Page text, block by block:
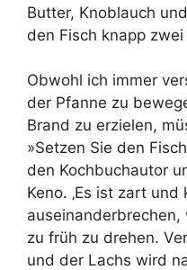
Butter, Knoblauch
den Fisch knapp
Obwohl ich immer
der Pfanne zu
Brand zu erzielen,
»Setzen Sie den
den Kochbuchautor
Keno. ‚Es ist zart und
auseinanderbrechen,
zu früh zu drehen.
und der Lachs wird